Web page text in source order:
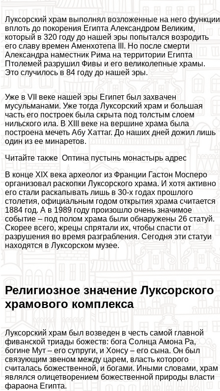
Луксорский храм выполнял возложенные на него функции
вплоть до покорения Египта Александром Великим,
который в 320 году до нашей эры попытался возродить
его славу времен Аменхотепа III. Но после cмepти
Александра наместник Рима на территории Египта
Птолемей разрушил Фивы и его великолепные храмы.
Это случилось в 84 году до нашей эры.
Уже в VII веке нашей эры Египет был захвачен
мусульманами. Уже тогда Луксорский храм и большая
часть его построек была скрыта под толстым слоем
нильского ила. В XIII веке на вершине храма была
построена мечеть Абу Хаттаг. До наших дней дожил лишь
один из ее минаретов.
Читайте также Оптина пустынь монастырь адрес
В конце XIX века археолог из Франции Гастон Мосперо
организовал раскопки Луксорского храма. И хотя активно
его стали раскапывать лишь в 30-х годах прошлого
столетия, официальным годом открытия храма считается
1884 год. А в 1989 году произошло очень значимое
событие – под полом храма были обнаружены 26 статуй.
Скорее всего, жрецы спрятали их, чтобы спасти от
разрушения во время разграбления. Сегодня эти статуи
находятся в Луксорском музее.
Религиозное значение Луксорского
храмового комплекса
Луксорский храм был возведен в честь самой главной
фиванской триады божеств: бога Солнца Амона Ра,
богине Мут – его супруги, и Хонсу – его сына. Он был
связующим звеном между царем, власть которого
считалась божественной, и богами. Иными словами, храм
являлся олицетворением божественной природы власти
фараона Египта.